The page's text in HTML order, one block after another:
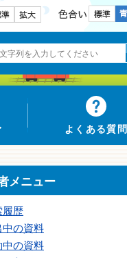
色合い
サイズ
よくある質問
メニュー
履歴
中の資料
中の資料